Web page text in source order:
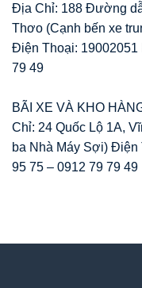
Địa Chỉ: 188 Đường
Thơo (Cạnh bến xe
Điện Thoại: 19002051
79 49
BÃI XE VÀ KHO
Chỉ: 24 Quốc Lộ 1A,
ba Nhà Máy Sợi) Điện
95 75 – 0912 79 79 49